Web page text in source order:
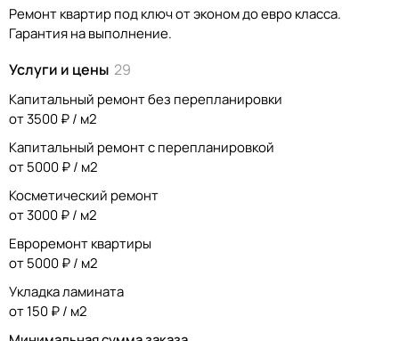
Ремонт квартир под ключ от эконом до евро класса.
Гарантия на выполнение.
Услуги и цены 29
Капитальный ремонт без перепланировки
от 3500 ₽ / м2
Капитальный ремонт с перепланировкой
от 5000 ₽ / м2
Косметический ремонт
от 3000 ₽ / м2
Евроремонт квартиры
от 5000 ₽ / м2
Укладка ламината
от 150 ₽ / м2